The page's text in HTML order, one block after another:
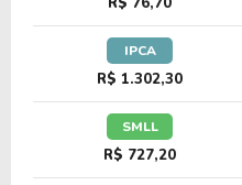
IPCA
R$ 1.302,30
SMLL
R$ 727,20